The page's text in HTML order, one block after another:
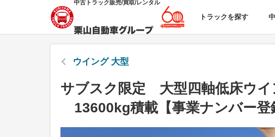
中古トラック販売/買取/レンタル
トラックを探す
ウイング 大型
サブスク限定 大型四軸低床ウ
13600kg積載【事業ナンバー登